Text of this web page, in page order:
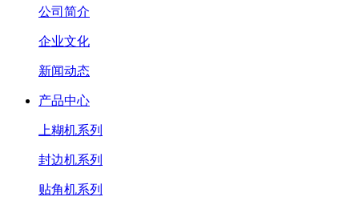
公司简介
企业文化
新闻动态
产品中心
上糊机系列
封边机系列
贴角机系列